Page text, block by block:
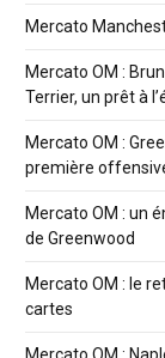
Mercato
Mercato OM :
Terrier, un prêt à
Mercato OM :
première
Mercato OM : un
de Greenwood
Mercato OM : le
cartes